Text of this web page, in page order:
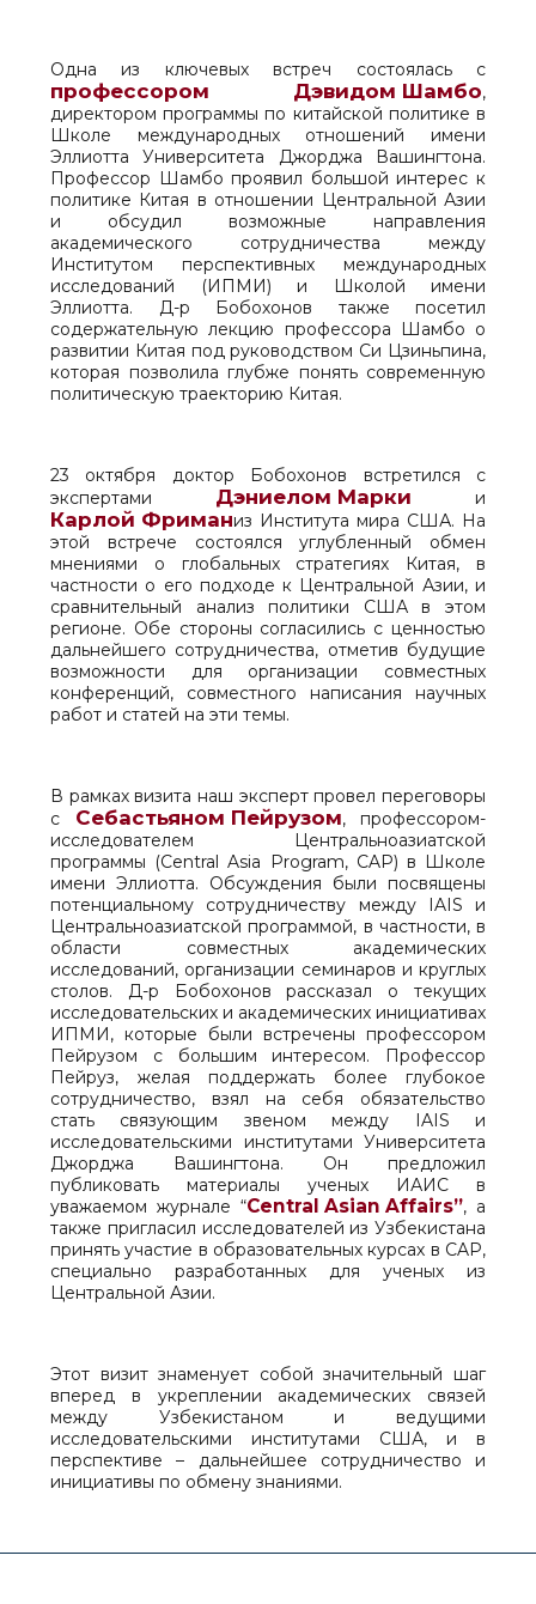
Одна из ключевых встреч состоялась с
профессором Дэвидом Шамбо,
директором программы по китайской политике в
Школе международных отношений имени
Эллиотта Университета Джорджа Вашингтона.
Профессор Шамбо проявил большой интерес к
политике Китая в отношении Центральной Азии
и обсудил возможные направления
академического сотрудничества между
Институтом перспективных международных
исследований (ИПМИ) и Школой имени
Эллиотта. Д-р Бобохонов также посетил
содержательную лекцию профессора Шамбо о
развитии Китая под руководством Си Цзиньпина,
которая позволила глубже понять современную
политическую траекторию Китая.
23 октября доктор Бобохонов встретился с
экспертами Дэниелом Марки и
Карлой Фриманиз Института мира США. На
этой встрече состоялся углубленный обмен
мнениями о глобальных стратегиях Китая, в
частности о его подходе к Центральной Азии, и
сравнительный анализ политики США в этом
регионе. Обе стороны согласились с ценностью
дальнейшего сотрудничества, отметив будущие
возможности для организации совместных
конференций, совместного написания научных
работ и статей на эти темы.
В рамках визита наш эксперт провел переговоры
с Себастьяном Пейрузом, профессором-
исследователем Центральноазиатской
программы (Central Asia Program, CAP) в Школе
имени Эллиотта. Обсуждения были посвящены
потенциальному сотрудничеству между IAIS и
Центральноазиатской программой, в частности, в
области совместных академических
исследований, организации семинаров и круглых
столов. Д-р Бобохонов рассказал о текущих
исследовательских и академических инициативах
ИПМИ, которые были встречены профессором
Пейрузом с большим интересом. Профессор
Пейруз, желая поддержать более глубокое
сотрудничество, взял на себя обязательство
стать связующим звеном между IAIS и
исследовательскими институтами Университета
Джорджа Вашингтона. Он предложил
публиковать материалы ученых ИАИС в
уважаемом журнале “Central Asian Affairs”, а
также пригласил исследователей из Узбекистана
принять участие в образовательных курсах в CAP,
специально разработанных для ученых из
Центральной Азии.
Этот визит знаменует собой значительный шаг
вперед в укреплении академических связей
между Узбекистаном и ведущими
исследовательскими институтами США, и в
перспективе – дальнейшее сотрудничество и
инициативы по обмену знаниями.